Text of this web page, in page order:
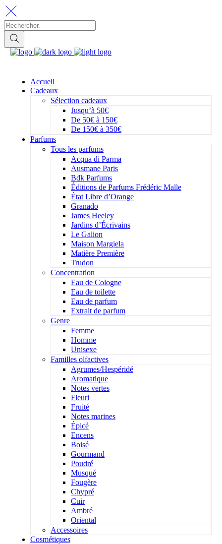
Accueil
Cadeaux
Sélection cadeaux
Jusqu’à 50€
De 50€ à 150€
De 150€ à 350€
Parfums
Tous les parfums
Acqua di Parma
Ausmane Paris
Bdk Parfums
Éditions de Parfums Frédéric Malle
État Libre d’Orange
Granado
James Heeley
Jardins d’Écrivains
Le Galion
Maison Margiela
Matière Première
Trudon
Concentration
Eau de Cologne
Eau de toilette
Eau de parfum
Extrait de parfum
Genre
Femme
Homme
Unisexe
Familles olfactives
Agrumes/Hespéridé
Aromatique
Notes vertes
Fleuri
Fruité
Notes marines
Épicé
Encens
Boisé
Gourmand
Poudré
Musqué
Fougère
Chypré
Cuir
Ambré
Oriental
Accessoires
Cosmétiques